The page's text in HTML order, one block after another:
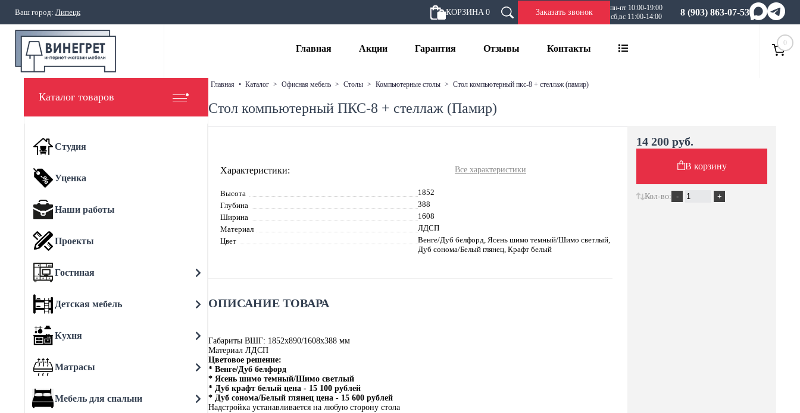
Ваш город: Липецк КОРЗИНА 0 Заказать звонок
пн-пт 10:00-19:00
сб,вс 11:00-14:00
8 (903) 863-07-53
Главная Акции Гарантия Отзывы Контакты
0
Каталог товаров
Студия
Уценка
Наши работы
Проекты
Гостиная
Детская мебель
Кухня
Матрасы
Мебель для спальни
главная • каталог > офисная мебель > столы > компьютерные столы > стол компьютерный пкс-8 + стеллаж (памир)
Стол компьютерный ПКС-8 + стеллаж (Памир)
Характеристики: Все характеристики
Высота
1852
Глубина
388
Ширина
1608
Материал
ЛДСП
Цвет
Венге/Дуб белфорд, Ясень шимо темный/Шимо светлый,
Дуб сонома/Белый глянец, Крафт белый
ОПИСАНИЕ ТОВАРА
Габариты ВШГ: 1852х890/1608х388 мм
Материал ЛДСП
Цветовое решение:
* Венге/Дуб белфорд
* Ясень шимо темный/Шимо светлый
* Дуб крафт белый цена - 15 100 рублей
* Дуб сонома/Белый глянец цена - 15 600 рублей
Надстройка устанавливается на любую сторону стола
14 200 руб.
В корзину
Кол-во: